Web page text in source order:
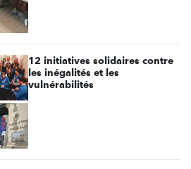
12 initiatives solidaires contre
les inégalités et les
vulnérabilités